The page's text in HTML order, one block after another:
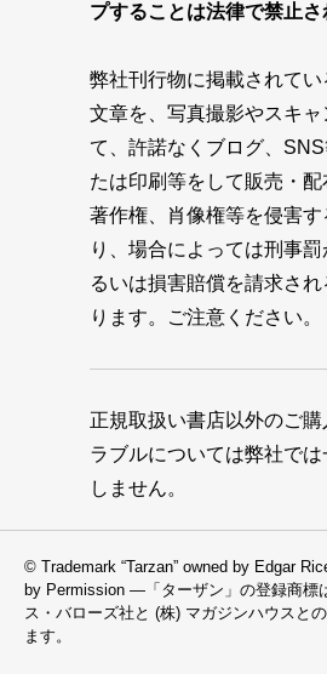
プすることは法律で禁止さ
弊社刊行物に掲載されて
文章を、写真撮影やスキャ
て、許諾なくブログ、SNS
たは印刷等をして販売・
著作権、肖像権等を侵害す
り、場合によっては刑事
るいは損害賠償を請求さ
ります。ご注意ください。
正規取扱い書店以外のご購
ラブルについては弊社では
しません。
© Trademark “Tarzan” owned by Edgar
by Permission —「ターザン」の登録商標
ス・バローズ社と (株) マガジンハウスと
ます。